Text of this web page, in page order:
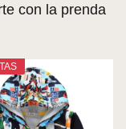
con la prenda